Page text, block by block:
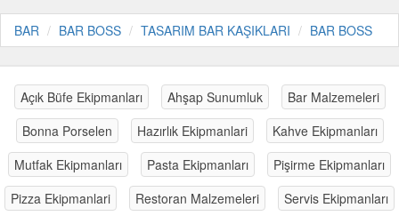
BAR BAR BOSS TASARIM BAR KAŞIKLARI BAR BOSS
Açık Büfe Ekipmanları Ahşap Sunumluk
Bar Malzemeleri
Bonna Porselen
Hazırlık Ekipmanlari
Kahve Ekipmanları
Mutfak Ekipmanları
Pasta Ekipmanları
Pişirme Ekipmanları
Pizza Ekipmanlari
Restoran Malzemeleri Servis Ekipmanları